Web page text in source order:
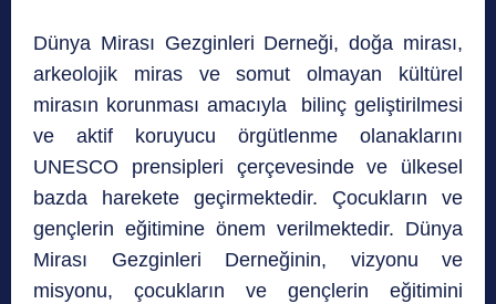
Dünya Mirası Gezginleri Derneği, doğa mirası,
arkeolojik miras ve somut olmayan kültürel
mirasın korunması amacıyla bilinç geliştirilmesi
ve aktif koruyucu örgütlenme olanaklarını
UNESCO prensipleri çerçevesinde ve ülkesel
bazda harekete geçirmektedir. Çocukların ve
gençlerin eğitimine önem verilmektedir. Dünya
Mirası Gezginleri Derneğinin, vizyonu ve
misyonu, çocukların ve gençlerin eğitimini